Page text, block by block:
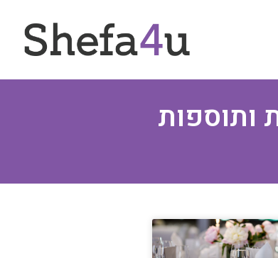
ותוספות